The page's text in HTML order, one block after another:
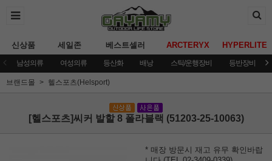
신상품 세일존 베스트셀러 ARCTERYX HYPERLITE
남성의류 여성의류 등산화 배낭 스틱/운행장비 등반장비
브랜드몰 헬스포츠(Helsport)
[헬스포츠]씨커 발할 8 폴라블랙 (51203-25-10063)
* 매장 방문시 재고 유무 확인바랍